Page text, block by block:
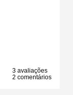
3 avaliações
2 comentários